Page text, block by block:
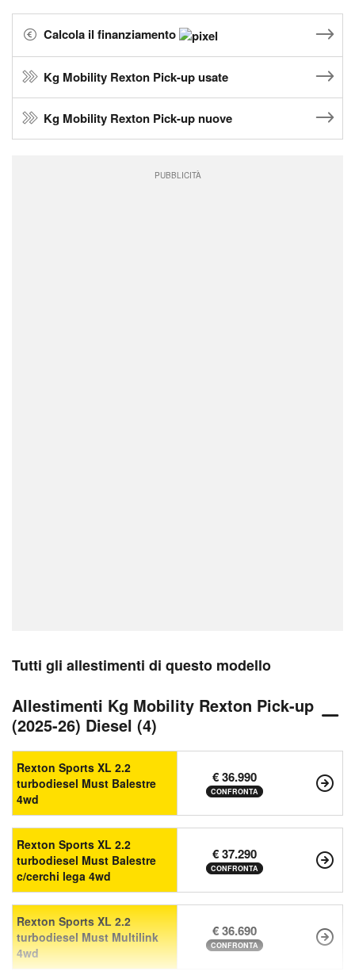
Calcola il finanziamento
Kg Mobility Rexton Pick-up usate
Kg Mobility Rexton Pick-up nuove
PUBBLICITÀ
Tutti gli allestimenti di questo modello
Allestimenti Kg Mobility Rexton Pick-up
(2025-26) Diesel (4)
Rexton Sports XL 2.2
turbodiesel Must Balestre
4wd
€ 36.990
CONFRONTA
Rexton Sports XL 2.2
turbodiesel Must Balestre
c/cerchi lega 4wd
€ 37.290
CONFRONTA
Rexton Sports XL 2.2
turbodiesel Must Multilink
4wd
€ 36.690
CONFRONTA